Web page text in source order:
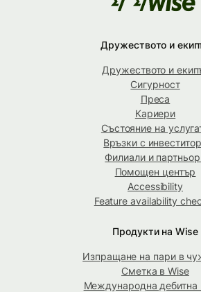
Дружеството и
Дружеството и
Сигурност
Преса
Кариери
Състояние на
Връзки с
Филиали и
Помощен център
Accessibility
Feature availability
Продукти на Wise
Изпращане на пари в
Сметка в Wise
Международна дебитна